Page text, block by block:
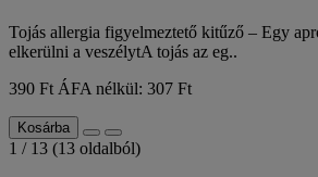
Tojás allergia figyelmeztető kitűző – Egy
elkerülni a veszélytA tojás az eg..
390 Ft ÁFA nélkül: 307 Ft
Kosárba
1 / 13 (13 oldalból)